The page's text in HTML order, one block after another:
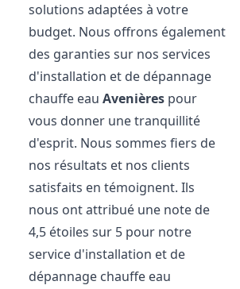
solutions adaptées à votre
budget. Nous offrons également
des garanties sur nos services
d'installation et de dépannage
chauffe eauAvenières pour
vous donner une tranquillité
d'esprit. Nous sommes fiers de
nos résultats et nos clients
satisfaits en témoignent. Ils
nous ont attribué une note de
4,5 étoiles sur 5 pour notre
service d'installation et de
dépannage chauffe eau